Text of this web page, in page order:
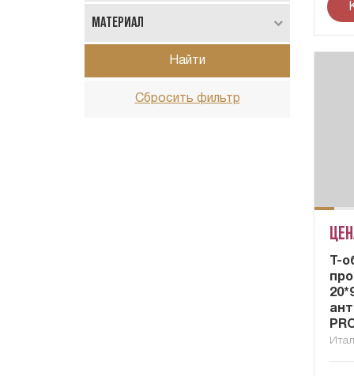
Материал
Найти
Сбросить фильтр
Т-